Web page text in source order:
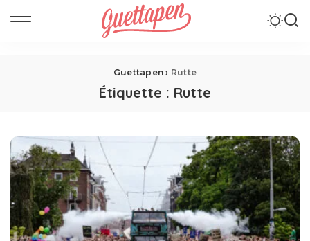
Guettapen › Rutte
Étiquette : Rutte